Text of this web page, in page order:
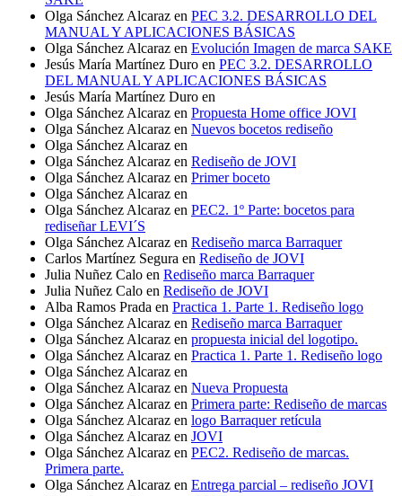
Olga Sánchez Alcaraz en PEC 3.2. DESARROLLO DEL
MANUAL Y APLICACIONES BÁSICAS
Olga Sánchez Alcaraz en Evolución Imagen de marca SAKE
Jesús María Martínez Duro en PEC 3.2. DESARROLLO
DEL MANUAL Y APLICACIONES BÁSICAS
Jesús María Martínez Duro en
Olga Sánchez Alcaraz en Propuesta Home office JOVI
Olga Sánchez Alcaraz en Nuevos bocetos rediseño
Olga Sánchez Alcaraz en
Olga Sánchez Alcaraz en Rediseño de JOVI
Olga Sánchez Alcaraz en Primer boceto
Olga Sánchez Alcaraz en
Olga Sánchez Alcaraz en PEC2. 1º Parte: bocetos para
rediseñar LEVI´S
Olga Sánchez Alcaraz en Rediseño marca Barraquer
Carlos Martínez Segura en Rediseño de JOVI
Julia Nuñez Calo en Rediseño marca Barraquer
Julia Nuñez Calo en Rediseño de JOVI
Alba Ramos Prada en Practica 1. Parte 1. Rediseño logo
Olga Sánchez Alcaraz en Rediseño marca Barraquer
Olga Sánchez Alcaraz en propuesta inicial del logotipo.
Olga Sánchez Alcaraz en Practica 1. Parte 1. Rediseño logo
Olga Sánchez Alcaraz en
Olga Sánchez Alcaraz en Nueva Propuesta
Olga Sánchez Alcaraz en Primera parte: Rediseño de marcas
Olga Sánchez Alcaraz en logo Barraquer retícula
Olga Sánchez Alcaraz en JOVI
Olga Sánchez Alcaraz en PEC2. Rediseño de marcas.
Primera parte.
Olga Sánchez Alcaraz en Entrega parcial – rediseño JOVI